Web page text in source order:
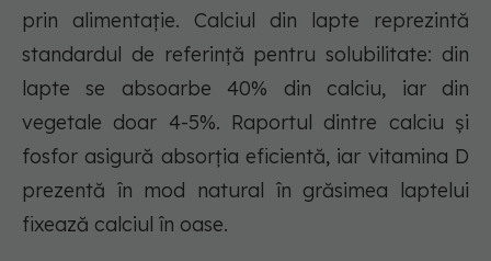
prin alimentație. Calciul din lapte reprezintă
standardul de referință pentru solubilitate: din
lapte se absoarbe 40% din calciu, iar din
vegetale doar 4-5%. Raportul dintre calciu și
fosfor asigură absorția eficientă, iar vitamina D
prezentă în mod natural în grăsimea laptelui
fixează calciul în oase.